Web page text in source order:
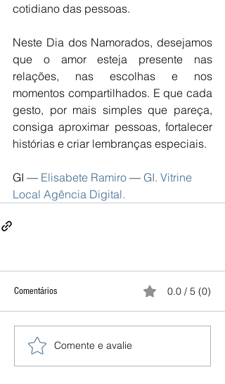
cotidiano das pessoas.
Neste Dia dos Namorados, desejamos
que o amor esteja presente nas
relações, nas escolhas e nos
momentos compartilhados. E que cada
gesto, por mais simples que pareça,
consiga aproximar pessoas, fortalecer
histórias e criar lembranças especiais.
GI — Elisabete Ramiro — GI. Vitrine
Local Agência Digital.
Comentários 0.0 / 5 (0)
Comente e avalie